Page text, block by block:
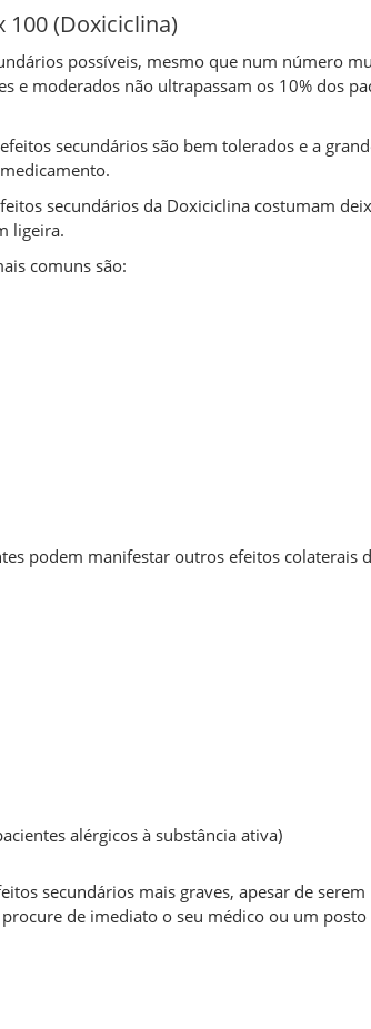
(Doxiciclina)
possíveis, mesmo que num número
e moderados não ultrapassam os 10% dos
secundários são bem tolerados e a
secundários da Doxiciclina costumam
ligeira.
comuns são:
podem manifestar outros efeitos colaterais
alérgicos à substância ativa)
secundários mais graves, apesar de
de imediato o seu médico ou um